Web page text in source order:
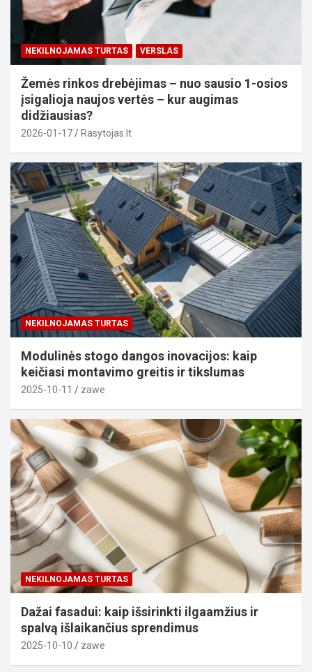
NEKILNOJAMAS TURTAS VERSLAS
Žemės rinkos drebėjimas – nuo sausio 1-osios
įsigalioja naujos vertės – kur augimas
didžiausias?
2026-01-17 Rasytojas.lt
NEKILNOJAMAS TURTAS
Modulinės stogo dangos inovacijos: kaip
keičiasi montavimo greitis ir tikslumas
2025-10-11 zawe
NEKILNOJAMAS TURTAS
Dažai fasadui: kaip išsirinkti ilgaamžius ir
spalvą išlaikančius sprendimus
2025-10-10 zawe